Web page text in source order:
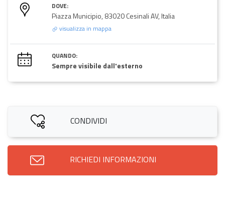
DOVE:
Piazza Municipio, 83020 Cesinali AV, Italia
visualizza in mappa
QUANDO:
Sempre visibile dall'esterno
CONDIVIDI
RICHIEDI INFORMAZIONI